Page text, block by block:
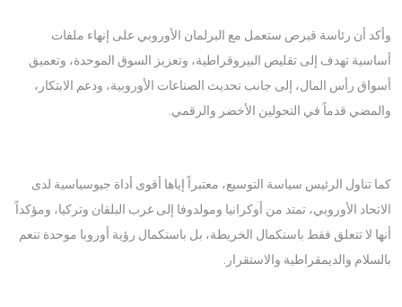
وأكد أن رئاسة قبرص ستعمل مع البرلمان الأوروبي على إنهاء ملفات
أساسية تهدف إلى تقليص البيروقراطية، وتعزيز السوق الموحدة، وتعميق
أسواق رأس المال، إلى جانب تحديث الصناعات الأوروبية، ودعم الابتكار،
والمضي قدماً في التحولين الأخضر والرقمي.
كما تناول الرئيس سياسة التوسيع، معتبراً إياها أقوى أداة جيوسياسية لدى
الاتحاد الأوروبي، تمتد من أوكرانيا ومولدوفا إلى غرب البلقان وتركيا، ومؤكداً
أنها لا تتعلق فقط باستكمال الخريطة، بل باستكمال رؤية أوروبا موحدة تنعم
بالسلام والديمقراطية والاستقرار.